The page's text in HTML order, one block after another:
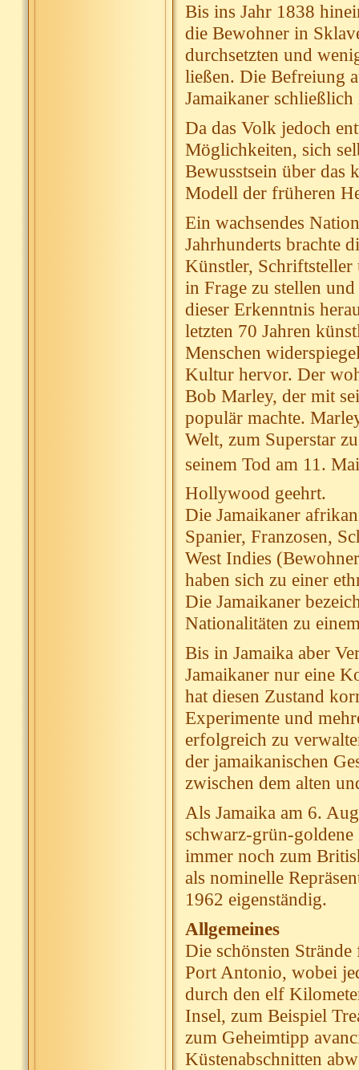
Bis ins Jahr 1838
die Bewohner in
durchsetzten und
ließen. Die Befreiung
Jamaikaner
Da das Volk jedoch
Möglichkeiten, sich
Bewusstsein über das
Modell der früheren
Ein wachsendes
Jahrhunderts brachte
Künstler, Schriftsteller
in Frage zu stellen
dieser Erkenntnis
letzten 70 Jahren
Menschen
Kultur hervor. Der
Bob Marley, der mit
populär machte.
Welt, zum Superstar
seinem Tod am 11.
Hollywood geehrt.
Die Jamaikaner
Spanier, Franzosen,
West Indies
haben sich zu einer
Die Jamaikaner
Nationalitäten zu
Bis in Jamaika aber
Jamaikaner nur eine
hat diesen Zustand
Experimente und
erfolgreich zu
der jamaikanischen
zwischen dem alten
Als Jamaika am 6.
schwarz-grün-
immer noch zum
als nominelle
1962 eigenständig.
Allgemeines
Die schönsten
Port Antonio, wobei
durch den elf
Insel, zum Beispiel
zum Geheimtipp
Küstenabschnitten